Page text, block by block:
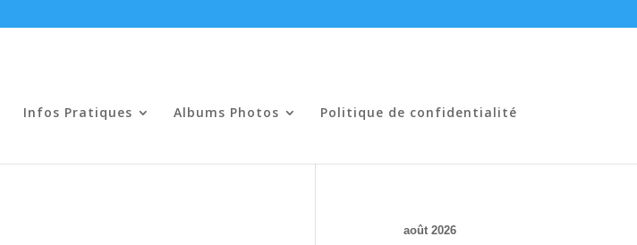
Infos Pratiques Albums Photos Politique de confidentialité
août 2026